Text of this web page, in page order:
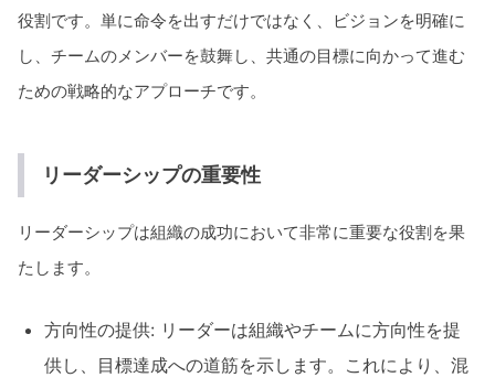
役割です。単に命令を出すだけではなく、ビジョンを明確に
し、チームのメンバーを鼓舞し、共通の目標に向かって進む
ための戦略的なアプローチです。
リーダーシップの重要性
リーダーシップは組織の成功において非常に重要な役割を果
たします。
方向性の提供: リーダーは組織やチームに方向性を提
供し、目標達成への道筋を示します。これにより、混